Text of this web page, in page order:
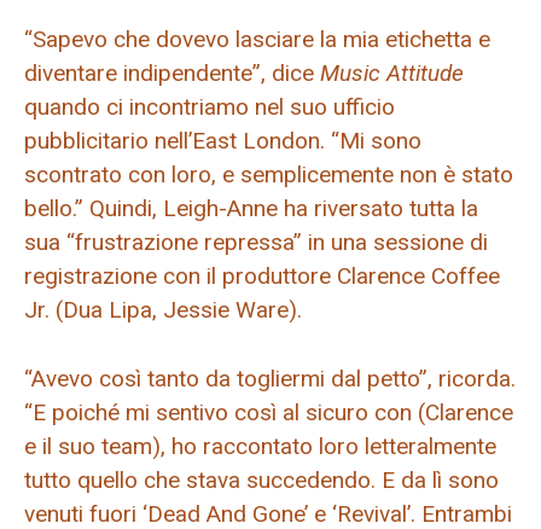
“Sapevo che dovevo lasciare la mia etichetta e
diventare indipendente”, dice Music Attitude
quando ci incontriamo nel suo ufficio
pubblicitario nell’East London. “Mi sono
scontrato con loro, e semplicemente non è stato
bello.” Quindi, Leigh-Anne ha riversato tutta la
sua “frustrazione repressa” in una sessione di
registrazione con il produttore Clarence Coffee
Jr. (Dua Lipa, Jessie Ware).
“Avevo così tanto da togliermi dal petto”, ricorda.
“E poiché mi sentivo così al sicuro con (Clarence
e il suo team), ho raccontato loro letteralmente
tutto quello che stava succedendo. E da lì sono
venuti fuori ‘Dead And Gone’ e ‘Revival’. Entrambi